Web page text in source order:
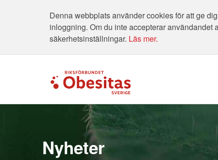
Denna webbplats använder cookies för att ge
inloggning. Om du inte accepterar
säkerhetsinställningar. Läs mer.
Nyheter